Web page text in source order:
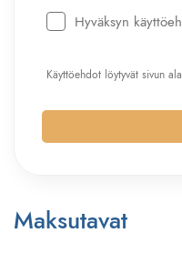
Hyväksyn
Käyttöehdot löytyvät sivun
Maksutavat